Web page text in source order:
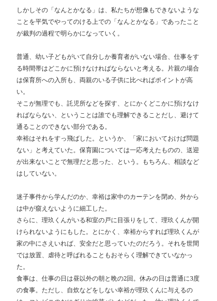
しかしその「なんとかなる」は、私たちが想像もできないような
ことを平気でやってのける上での「なんとかなる」であったこと
が裁判の過程で明らかになっていく。
普通、幼い子どもがいて自分しか養育者がいない場合、仕事をす
る時間帯はどこかに預けなければならないと考える。片親の場合
は保育所への入所も、両親のいる子供に比べればポイントが高
い。
そこが無理でも、託児所などを探す、とにかくどこかに預けなけ
ればならない、ということは誰でも理解できることだし、避けて
通ることのできない部分である。
幸裕はそれをすっ飛ばした。というか、「家においておけば問題
ない」と考えていた。保育園については一応考えたものの、送迎
が出来ないことで無理だと思った、という。もちろん、相談など
はしていない。
迷子事件から学んだのか、幸裕は家中のカーテンを閉め、外から
は中が窺えないように細工した。
さらに、理玖くんがいる和室の戸に目張りをして、理玖くんが開
けられないようにもした。とにかく、幸裕からすれば理玖くんが
家の中にさえいれば、安全だと思っていたのだろう。それを世間
では放置、虐待と呼ばれることもおそらく理解できていなかっ
た。
食事は、仕事の日は昼以外の朝と晩の2回。休みの日は普通に3度
の食事。ただし、自炊などをしない幸裕が理玖くんに与えるの